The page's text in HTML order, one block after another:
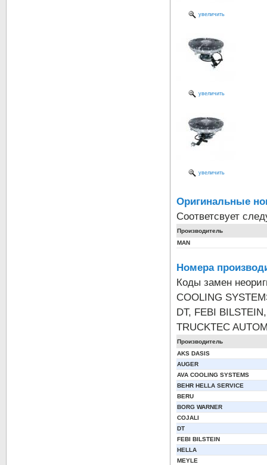
увеличить
увеличить
увеличить
Оригинальные
Соответсвует
Производитель
MAN
Номера
Коды замен
COOLING
DT, FEBI
TRUCKTEC
Производитель
AKS DASIS
AUGER
AVA COOLING SYSTEMS
BEHR HELLA SERVICE
BERU
BORG WARNER
COJALI
DT
FEBI BILSTEIN
HELLA
MEYLE